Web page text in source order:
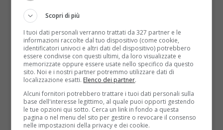
Chi soffre di aracnofobia deve stare attento quando
decide di consumare una banana: uno dei ragni più...
Read More
Scopri di più
I tuoi dati personali verranno trattati da 327 partner e le
informazioni raccolte dal tuo dispositivo (come cookie,
identificatori univoci e altri dati del dispositivo) potrebbero
essere condivise con questi ultimi, da loro visualizzate e
memorizzate oppure essere usate nello specifico da questo
sito. Noi e i nostri partner potremmo utilizzare dati di
localizzazione esatti. Elenco dei partner.
Alcuni fornitori potrebbero trattare i tuoi dati personali sulla
base dell'interesse legittimo, al quale puoi opporti gestendo
le tue opzioni qui sotto. Cerca un link in fondo a questa
pagina o nel menu del sito per gestire o revocare il consenso
nelle impostazioni della privacy e dei cookie.